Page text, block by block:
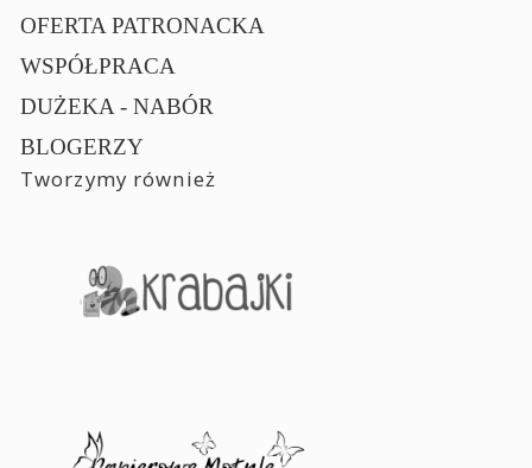
OFERTA PATRONACKA
WSPÓŁPRACA
DUŻEKA - NABÓR
BLOGERZY
Tworzymy również